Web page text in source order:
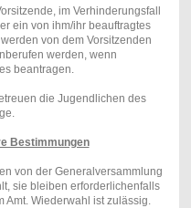
im Verhinderungsfall
ein von ihm/ihr beauftragtes
von dem Vorsitzenden
werden, wenn
beantragen.
die Jugendlichen des
Bestimmungen
von der Generalversammlung
sie bleiben erforderlichenfalls
Wiederwahl ist zulässig.